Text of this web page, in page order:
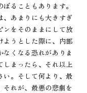
ることもあります。
、あまりにも大きすぎ
ンをそのままにして放
ようとした際に、内部
くなる恐れがありま
しまったら、それ以上
い。そして何より、最
れが、最悪の悲劇を